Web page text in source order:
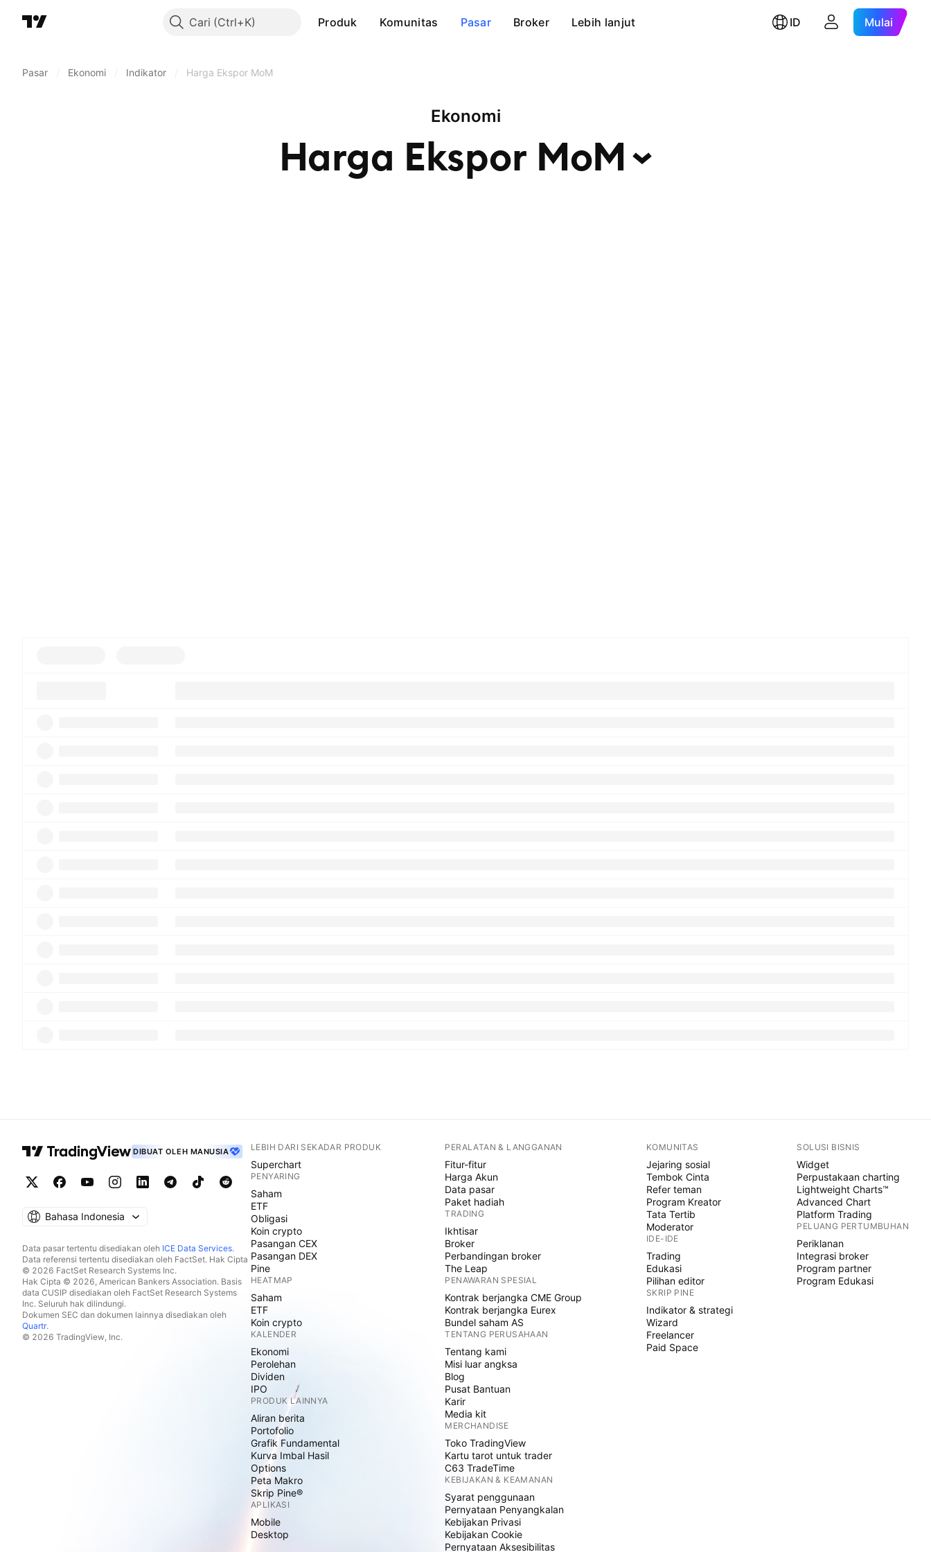
Cari Produk Komunitas Pasar Broker Lebih lanjut ID Mulai
Pasar Ekonomi Indikator Harga Ekspor MoM
Ekonomi
Harga Ekspor MoM
DIBUAT OLEH MANUSIA
Bahasa Indonesia
Data pasar tertentu disediakan oleh ICE Data Services.
Data referensi tertentu disediakan oleh FactSet. Hak Cipta
© 2026 FactSet Research Systems Inc.
Hak Cipta © 2026, American Bankers Association. Basis
data CUSIP disediakan oleh FactSet Research Systems
Inc. Seluruh hak dilindungi.
Dokumen SEC dan dokumen lainnya disediakan oleh
Quartr.
© 2026 TradingView, Inc.
LEBIH DARI SEKADAR PRODUK
Superchart
PENYARING
Saham
ETF
Obligasi
Koin crypto
Pasangan CEX
Pasangan DEX
Pine
HEATMAP
Saham
ETF
Koin crypto
KALENDER
Ekonomi
Perolehan
Dividen
IPO
PRODUK LAINNYA
Aliran berita
Portofolio
Grafik Fundamental
Kurva Imbal Hasil
Options
Peta Makro
Skrip Pine®
APLIKASI
Mobile
Desktop
PERALATAN & LANGGANAN
Fitur-fitur
Harga Akun
Data pasar
Paket hadiah
TRADING
Ikhtisar
Broker
Perbandingan broker
The Leap
PENAWARAN SPESIAL
Kontrak berjangka CME Group
Kontrak berjangka Eurex
Bundel saham AS
TENTANG PERUSAHAAN
Tentang kami
Misi luar angksa
Blog
Pusat Bantuan
Karir
Media kit
MERCHANDISE
Toko TradingView
Kartu tarot untuk trader
C63 TradeTime
KEBIJAKAN & KEAMANAN
Syarat penggunaan
Pernyataan Penyangkalan
Kebijakan Privasi
Kebijakan Cookie
Pernyataan Aksesibilitas
KOMUNITAS
Jejaring sosial
Tembok Cinta
Refer teman
Program Kreator
Tata Tertib
Moderator
IDE-IDE
Trading
Edukasi
Pilihan editor
SKRIP PINE
Indikator & strategi
Wizard
Freelancer
Paid Space
SOLUSI BISNIS
Widget
Perpustakaan charting
Lightweight Charts™
Advanced Chart
Platform Trading
PELUANG PERTUMBUHAN
Periklanan
Integrasi broker
Program partner
Program Edukasi